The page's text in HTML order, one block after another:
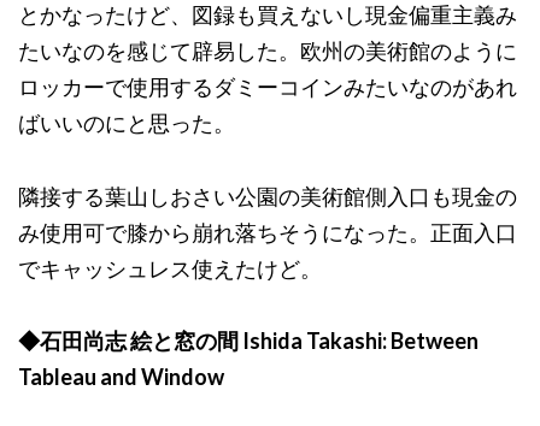
とかなったけど、図録も買えないし現金偏重主義み
たいなのを感じて辟易した。欧州の美術館のように
ロッカーで使用するダミーコインみたいなのがあれ
ばいいのにと思った。
隣接する葉山しおさい公園の美術館側入口も現金の
み使用可で膝から崩れ落ちそうになった。正面入口
でキャッシュレス使えたけど。
◆石田尚志 絵と窓の間 Ishida Takashi: Between
Tableau and Window